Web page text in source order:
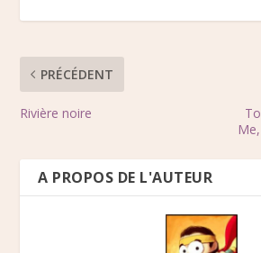
PRÉCÉDENT
Rivière noire
A PROPOS DE L'AUTEUR